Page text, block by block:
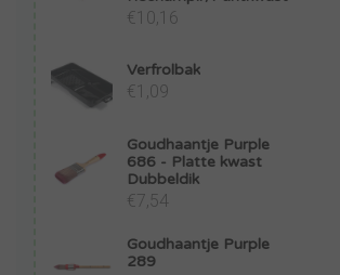
€10,16
Verfrolbak
€1,09
Goudhaantje Purple
686 - Platte kwast
Dubbeldik
€7,54
Goudhaantje Purple
289